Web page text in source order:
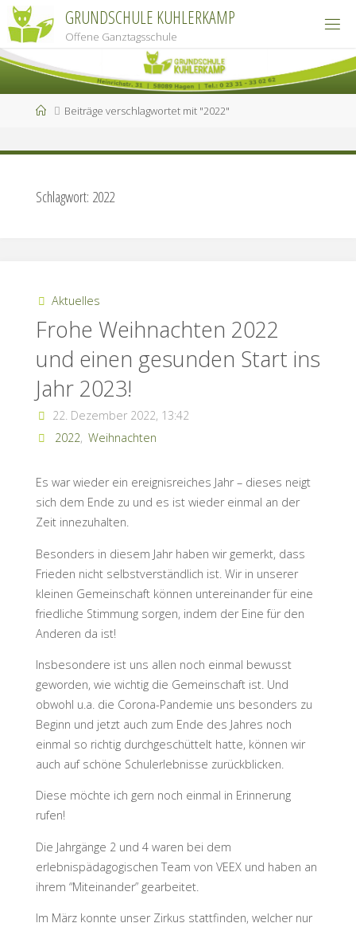
Zum
Inhalt
springen
GRUNDSCHULE KUHLERKAMP
Offene Ganztagsschule
StartBeiträge verschlagwortet mit "2022"
Schlagwort: 2022
Aktuelles
Frohe Weihnachten 2022
und einen gesunden Start ins
Jahr 2023!
22. Dezember 2022, 13:42
2022, Weihnachten
Es war wieder ein ereignisreiches Jahr – dieses neigt
sich dem Ende zu und es ist wieder einmal an der
Zeit innezuhalten.
Besonders in diesem Jahr haben wir gemerkt, dass
Frieden nicht selbstverständlich ist. Wir in unserer
kleinen Gemeinschaft können untereinander für eine
friedliche Stimmung sorgen, indem der Eine für den
Anderen da ist!
Insbesondere ist uns allen noch einmal bewusst
geworden, wie wichtig die Gemeinschaft ist. Und
obwohl u.a. die Corona-Pandemie uns besonders zu
Beginn und jetzt auch zum Ende des Jahres noch
einmal so richtig durchgeschüttelt hatte, können wir
auch auf schöne Schulerlebnisse zurückblicken.
Diese möchte ich gern noch einmal in Erinnerung
rufen!
Die Jahrgänge 2 und 4 waren bei dem
erlebnispädagogischen Team von VEEX und haben an
ihrem “Miteinander” gearbeitet.
Im März konnte unser Zirkus stattfinden, welcher nur